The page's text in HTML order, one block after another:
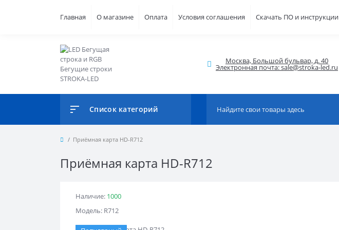
Главная О магазине Оплата Условия соглашения Скачать ПО и инструкции
Москва, Большой бульвар, д. 40
Электронная почта: sale@stroka-led.ru
Список категорий
Приёмная карта HD-R712
Приёмная карта HD-R712
Наличие: 1000
Модель: R712